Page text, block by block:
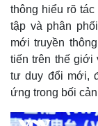
thông hiểu rõ
tập và phân
mới truyền
tiến trên thế giới
tư duy đổi mới,
ứng trong bối